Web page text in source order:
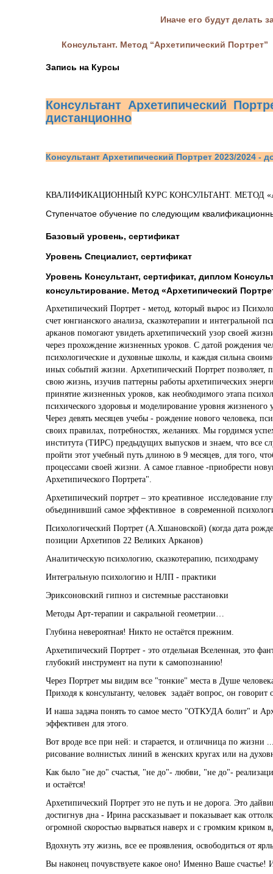
Иначе его будут делать
Консультант. Метод “Архетипический Портрет”
Запись на Курсы
Консультант Архетипический
дистанционно
Консультант Архетипический Портрет 2023/2024 -
КВАЛИФИКАЦИОННЫЙ КУРС КОНСУЛЬТАНТ. МЕТОД
Ступенчатое обучение по следующим
Базовый уровень, сертификат
Уровень Специалист, сертификат
Уровень Консультант, сертификат, диплом
консультирование. Метод «Архетипический
Архетипический Портрет - метод, который вырос из
счет юнгианского анализа, сказкотерапии и интегральной
арканов помогают увидеть архетипический узор своей
через прохождение жизненных уроков. С датой рождения
психологические и духовные школы, и каждая сильна
иных событий жизни. Архетипический Портрет позволяет,
свою жизнь, изучив паттерны работы архетипических
принятие жизненных уроков, как необходимого этапа
психического здоровья и моделирование уровня жизненого
Через девять месяцев учебы - рождение нового человека,
своих правилах, потребностях, желаниях. Мы гордимся
института (ТИРС) предыдущих выпусков и знаем, что все
пройти этот учебный путь длиною в 9 месяцев, для того,
процессами своей жизни. А самое главное -приобрести
Архетипического Портрета".
Архетипический портрет – это креативное исследование
объединивший самое эффективное в современной
Психологический Портрет (А.Хшановской) (когда дата
позиции Архетипов 22 Великих Арканов)
Аналитическую психологию, сказкотерапию, психодраму
Интегральную психологию и НЛП - практики
Эриксоновский гипноз и системные расстановки
Методы Арт-терапии и сакральной геометрии…
Глубина невероятная! Никто не остаётся прежним.
Архетипический Портрет - это отдельная Вселенная, это
глубокий инструмент на пути к самопознанию!
Через Портрет мы видим все "тонкие" места в Душе
Приходя к консультанту, человек задаёт вопрос, он говорит
И наша задача понять то самое место "ОТКУДА болит" и
эффективен для этого.
Вот вроде все при ней: и старается, и отличница по жизни
рисование волнистых линий в женских кругах или на
Как было "не до" счастья, "не до"- любви, "не до"-
и остаётся!
Архетипический Портрет это не путь и не дорога. Это
достигнув дна - Ирина рассказывает и показывает как
огромной скоростью вырваться наверх и с громким
Вдохнуть эту жизнь, все ее проявления, освободиться от
Вы наконец почувствуете какое оно! Именно Ваше счастье!